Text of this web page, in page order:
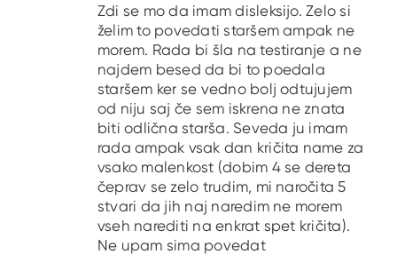
Zdi se mo da imam disleksijo. Zelo si
želim to povedati staršem ampak ne
morem. Rada bi šla na testiranje a ne
najdem besed da bi to poedala
staršem ker se vedno bolj odtujujem
od niju saj če sem iskrena ne znata
biti odlična starša. Seveda ju imam
rada ampak vsak dan kričita name za
vsako malenkost (dobim 4 se dereta
čeprav se zelo trudim, mi naročita 5
stvari da jih naj naredim ne morem
vseh narediti na enkrat spet kričita).
Ne upam sima povedat